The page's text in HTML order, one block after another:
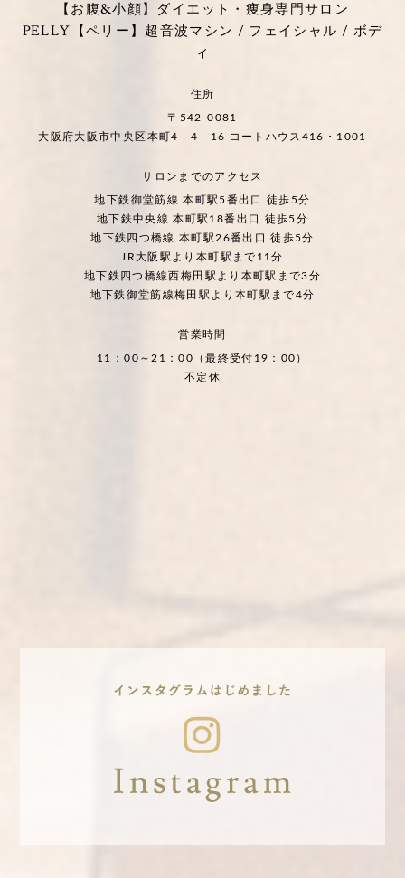
【お腹&小顔】ダイエット・痩身専門サロン
PELLY【ペリー】超音波マシン / フェイシャル / ボデ
ィ
住所
〒542-0081
大阪府大阪市中央区本町4－4－16 コートハウス416・1001
サロンまでのアクセス
地下鉄御堂筋線 本町駅5番出口 徒歩5分
地下鉄中央線 本町駅18番出口 徒歩5分
地下鉄四つ橋線 本町駅26番出口 徒歩5分
JR大阪駅より本町駅まで11分
地下鉄四つ橋線西梅田駅より本町駅まで3分
地下鉄御堂筋線梅田駅より本町駅まで4分
営業時間
11：00～21：00（最終受付19：00）
不定休